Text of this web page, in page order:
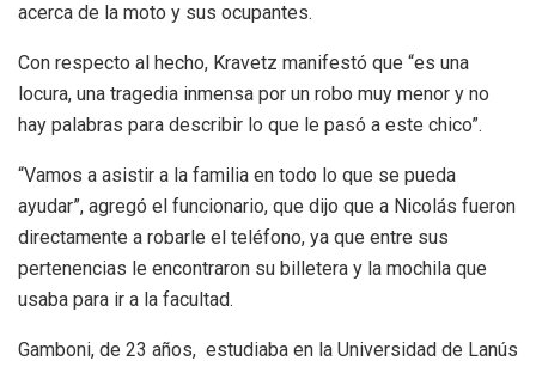
acerca de la moto y sus ocupantes.
Con respecto al hecho, Kravetz manifestó que “es una
locura, una tragedia inmensa por un robo muy menor y no
hay palabras para describir lo que le pasó a este chico”.
“Vamos a asistir a la familia en todo lo que se pueda
ayudar”, agregó el funcionario, que dijo que a Nicolás fueron
directamente a robarle el teléfono, ya que entre sus
pertenencias le encontraron su billetera y la mochila que
usaba para ir a la facultad.
Gamboni, de 23 años, estudiaba en la Universidad de Lanús